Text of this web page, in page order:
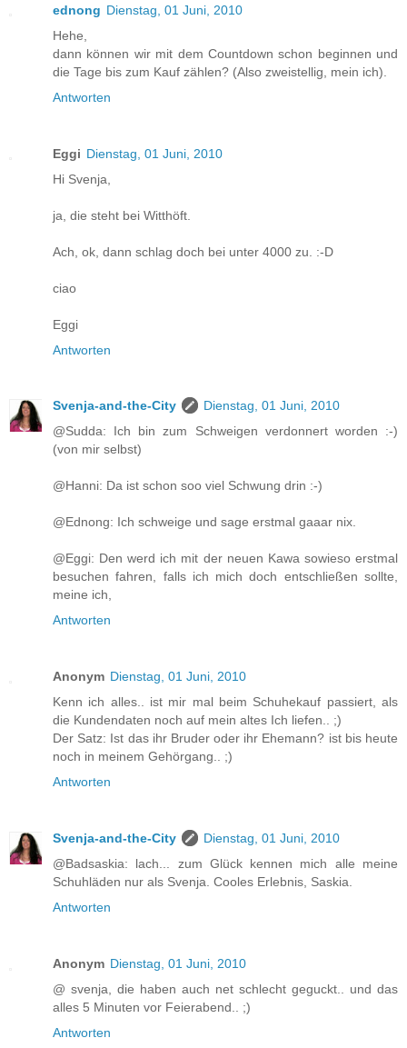
ednong Dienstag, 01 Juni, 2010
Hehe,
dann können wir mit dem Countdown schon beginnen und
die Tage bis zum Kauf zählen? (Also zweistellig, mein ich).
Antworten
Eggi Dienstag, 01 Juni, 2010
Hi Svenja,
ja, die steht bei Witthöft.
Ach, ok, dann schlag doch bei unter 4000 zu. :-D
ciao
Eggi
Antworten
Svenja-and-the-City
Dienstag, 01 Juni, 2010
@Sudda: Ich bin zum Schweigen verdonnert worden :-)
(von mir selbst)
@Hanni: Da ist schon soo viel Schwung drin :-)
@Ednong: Ich schweige und sage erstmal gaaar nix.
@Eggi: Den werd ich mit der neuen Kawa sowieso erstmal
besuchen fahren, falls ich mich doch entschließen sollte,
meine ich,
Antworten
Anonym Dienstag, 01 Juni, 2010
Kenn ich alles.. ist mir mal beim Schuhekauf passiert, als
die Kundendaten noch auf mein altes Ich liefen.. ;)
Der Satz: Ist das ihr Bruder oder ihr Ehemann? ist bis heute
noch in meinem Gehörgang.. ;)
Antworten
Svenja-and-the-City
Dienstag, 01 Juni, 2010
@Badsaskia: lach... zum Glück kennen mich alle meine
Schuhläden nur als Svenja. Cooles Erlebnis, Saskia.
Antworten
Anonym Dienstag, 01 Juni, 2010
@ svenja, die haben auch net schlecht geguckt.. und das
alles 5 Minuten vor Feierabend.. ;)
Antworten